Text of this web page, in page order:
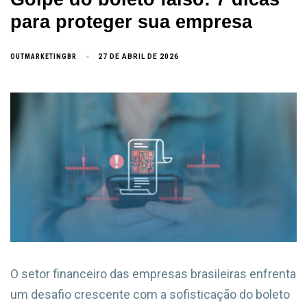
para proteger sua empresa
OUTMARKETINGBR 27 DE ABRIL DE 2026
O setor financeiro das empresas brasileiras enfrenta
um desafio crescente com a sofisticação do boleto